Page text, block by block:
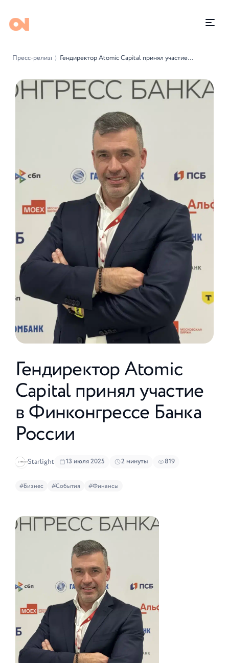
Пресс-релизы ⟩ Гендиректор Atomic Capital принял участие в Финконгрессе Банка России
Гендиректор Atomic
Capital принял участие
в Финконгрессе Банка
России
Starlight 13 июля 2025 2 минуты 819
#Бизнес #События #Финансы